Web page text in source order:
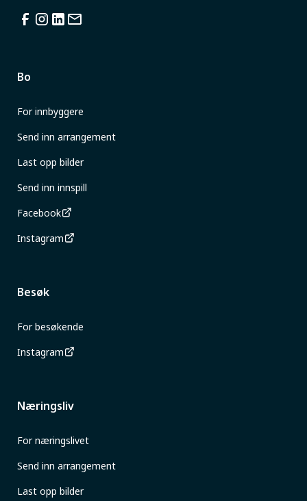
Bo
For innbyggere
Send inn arrangement
Last opp bilder
Send inn innspill
Facebook
Instagram
Besøk
For besøkende
Instagram
Næringsliv
For næringslivet
Send inn arrangement
Last opp bilder